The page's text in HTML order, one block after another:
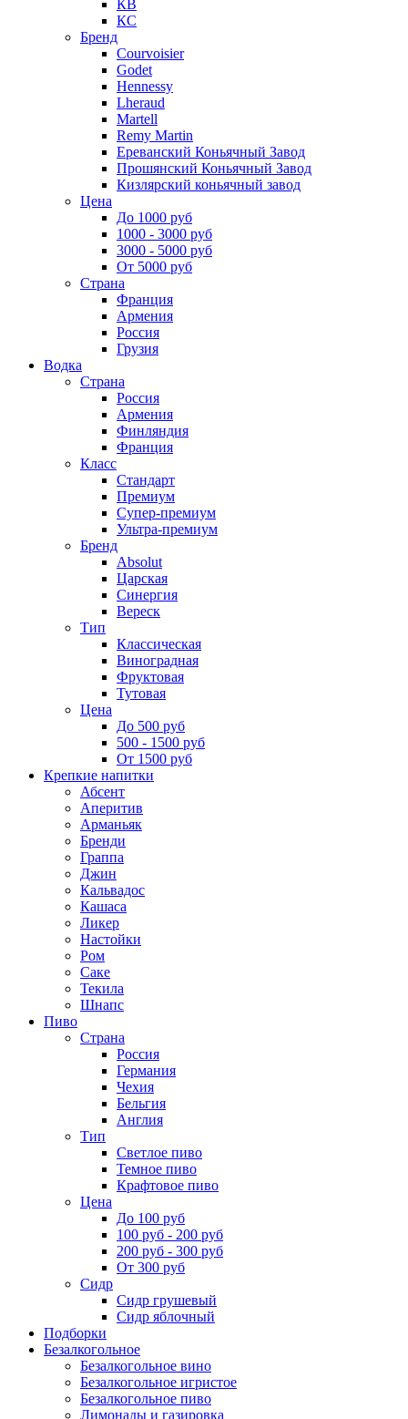
КВ
КС
Бренд
Courvoisier
Godet
Hennessy
Lheraud
Martell
Remy Martin
Ереванский Коньячный Завод
Прошянский Коньячный Завод
Кизлярский коньячный завод
Цена
До 1000 руб
1000 - 3000 руб
3000 - 5000 руб
От 5000 руб
Страна
Франция
Армения
Россия
Грузия
Водка
Страна
Россия
Армения
Финляндия
Франция
Класс
Стандарт
Премиум
Супер-премиум
Ультра-премиум
Бренд
Absolut
Царская
Синергия
Вереск
Тип
Классическая
Виноградная
Фруктовая
Тутовая
Цена
До 500 руб
500 - 1500 руб
От 1500 руб
Крепкие напитки
Абсент
Аперитив
Арманьяк
Бренди
Граппа
Джин
Кальвадос
Кашаса
Ликер
Настойки
Ром
Саке
Текила
Шнапс
Пиво
Страна
Россия
Германия
Чехия
Бельгия
Англия
Тип
Светлое пиво
Темное пиво
Крафтовое пиво
Цена
До 100 руб
100 руб - 200 руб
200 руб - 300 руб
От 300 руб
Сидр
Сидр грушевый
Сидр яблочный
Подборки
Безалкогольное
Безалкогольное вино
Безалкогольное игристое
Безалкогольное пиво
Лимонады и газировка